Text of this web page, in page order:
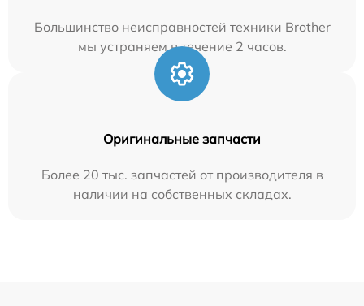
Большинство неисправностей техники Brother
мы устраняем в течение 2 часов.
Оригинальные запчасти
Более 20 тыс. запчастей от производителя в
наличии на собственных складах.